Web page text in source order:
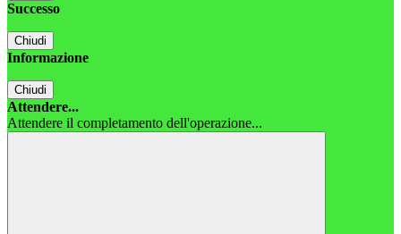
Successo
Chiudi
Informazione
Chiudi
Attendere...
Attendere il completamento dell'operazione...